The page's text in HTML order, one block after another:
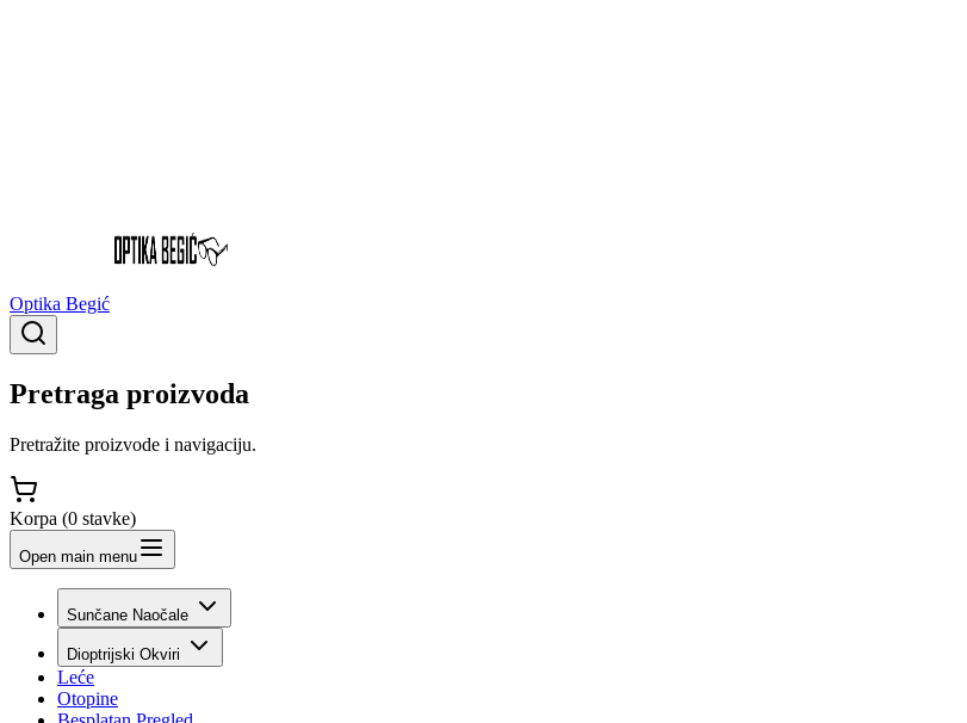
Optika Begić
Pretraga proizvoda
Pretražite proizvode i navigaciju.
Korpa (0 stavke)
Open main menu
Sunčane Naočale
Dioptrijski Okviri
Leće
Otopine